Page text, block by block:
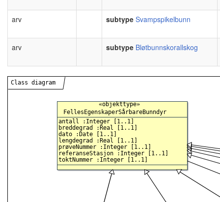
arv subtype Svampspikelbunn
arv subtype Bløtbunnskorallskog